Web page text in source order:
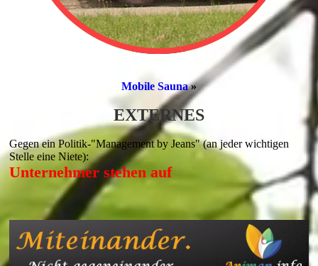
Mobile Sauna»
EXTERNES
Gegen ein Politik-"Management by Jeans" (an jeder wichtigen
Stelle eine Niete):
Unternehmer stehen auf